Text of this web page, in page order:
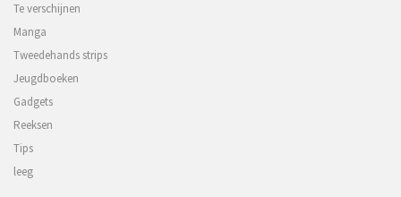
Te verschijnen
Manga
Tweedehands strips
Jeugdboeken
Gadgets
Reeksen
Tips
leeg